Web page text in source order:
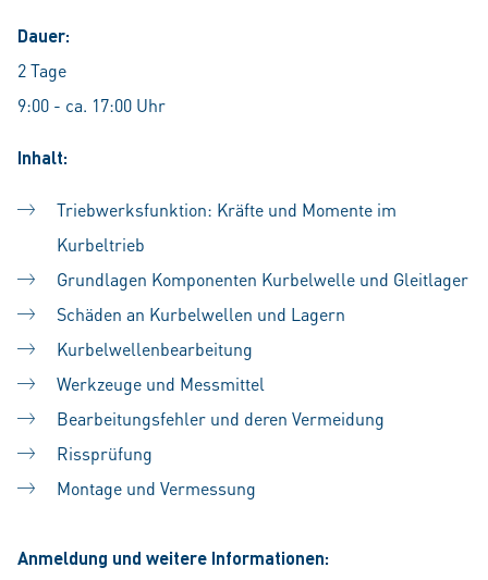
Dauer:
2 Tage
9:00 - ca. 17:00 Uhr
Inhalt:
Triebwerksfunktion: Kräfte und Momente im
Kurbeltrieb
Grundlagen Komponenten Kurbelwelle und Gleitlager
Schäden an Kurbelwellen und Lagern
Kurbelwellenbearbeitung
Werkzeuge und Messmittel
Bearbeitungsfehler und deren Vermeidung
Rissprüfung
Montage und Vermessung
Anmeldung und weitere Informationen: